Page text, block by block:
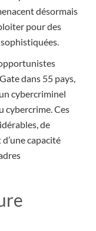
désormais
pour des
dans 55 pays,
cybercriminel
cybercrime. Ces
de
capacité